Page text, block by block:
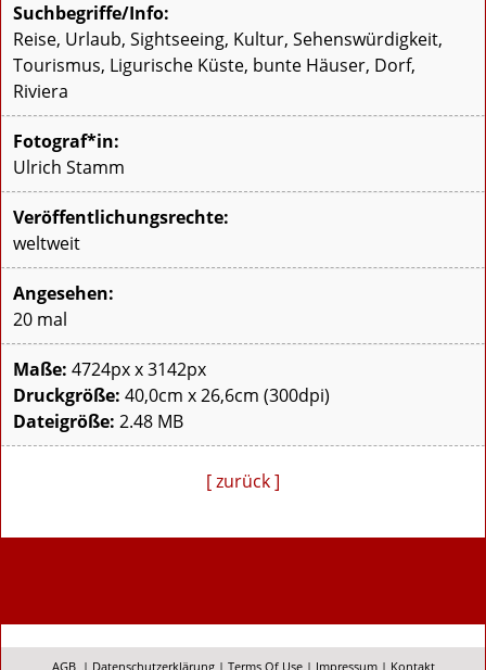
Suchbegriffe/Info:
Reise, Urlaub, Sightseeing, Kultur, Sehenswürdigkeit,
Tourismus, Ligurische Küste, bunte Häuser, Dorf,
Riviera
Fotograf*in:
Ulrich Stamm
Veröffentlichungsrechte:
weltweit
Angesehen:
20 mal
Maße: 4724px x 3142px
Druckgröße: 40,0cm x 26,6cm (300dpi)
Dateigröße: 2.48 MB
[ zurück ]
AGB | Datenschutzerklärung| Terms Of Use| Impressum| Kontakt